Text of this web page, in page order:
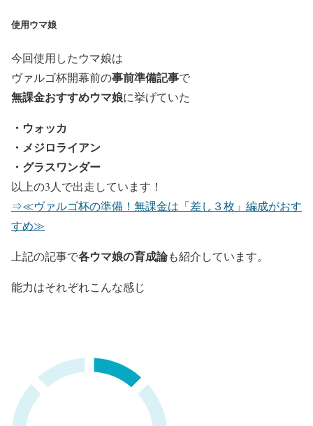
使用ウマ娘
今回使用したウマ娘は
ヴァルゴ杯開幕前の事前準備記事で
無課金おすすめウマ娘に挙げていた
・ウォッカ
・メジロライアン
・グラスワンダー
以上の3人で出走しています！
⇒≪ヴァルゴ杯の準備！無課金は「差し３枚」編成がおす
すめ≫
上記の記事で各ウマ娘の育成論も紹介しています。
能力はそれぞれこんな感じ